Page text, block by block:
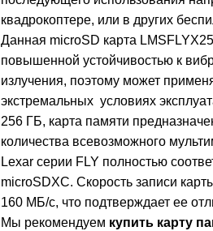
квадрокоптере, или в других
Данная microSD карта
повышенной устойчивостью к
излучения, поэтому может
экстремальных условиях
256 ГБ, карта памяти
количества всевозможного
Lexar серии FLY полностью
microSDXC. Скорость записи
160 МБ/с, что подтверждает ее
Мы рекомендуем купить карту